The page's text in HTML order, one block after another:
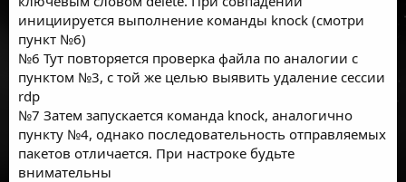
инициируется выполнение команды knock (смотри
пункт №6)
№6 Тут повторяется проверка файла по аналогии с
пунктом №3, с той же целью выявить удаление сессии
rdp
№7 Затем запускается команда knock, аналогично
пункту №4, однако последовательность отправляемых
пакетов отличается. При настроке будьте
внимательны